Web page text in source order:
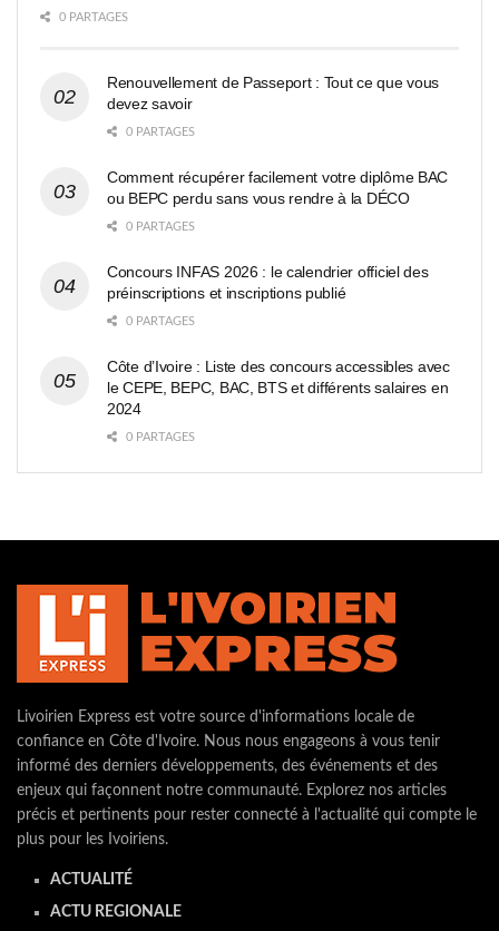
0 PARTAGES
Renouvellement de Passeport : Tout ce que vous
devez savoir
0 PARTAGES
Comment récupérer facilement votre diplôme BAC
ou BEPC perdu sans vous rendre à la DÉCO
0 PARTAGES
Concours INFAS 2026 : le calendrier officiel des
préinscriptions et inscriptions publié
0 PARTAGES
Côte d’Ivoire : Liste des concours accessibles avec
le CEPE, BEPC, BAC, BTS et différents salaires en
2024
0 PARTAGES
Livoirien Express est votre source d'informations locale de
confiance en Côte d'Ivoire. Nous nous engageons à vous tenir
informé des derniers développements, des événements et des
enjeux qui façonnent notre communauté. Explorez nos articles
précis et pertinents pour rester connecté à l'actualité qui compte le
plus pour les Ivoiriens.
ACTUALITÉ
ACTU REGIONALE